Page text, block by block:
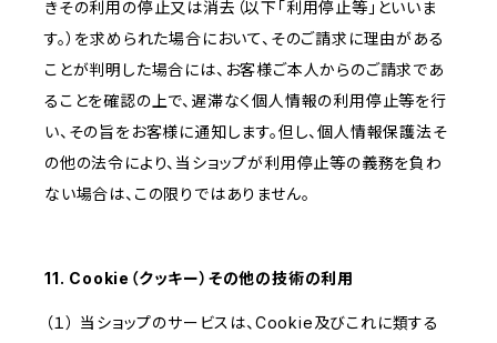
きその利用の停止又は消去（以下「利用停止等」といいま
す。）を求められた場合において、そのご請求に理由がある
ことが判明した場合には、お客様ご本人からのご請求であ
ることを確認の上で、遅滞なく個人情報の利用停止等を行
い、その旨をお客様に通知します。但し、個人情報保護法そ
の他の法令により、当ショップが利用停止等の義務を負わ
ない場合は、この限りではありません。
11. Cookie（クッキー）その他の技術の利用
（１） 当ショップのサービスは、Cookie及びこれに類する